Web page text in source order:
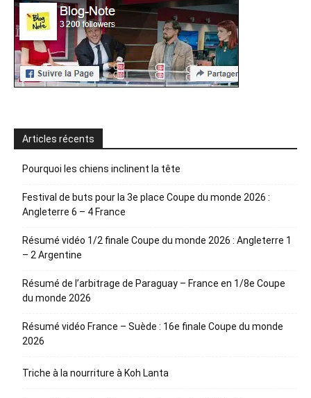
Articles récents
Pourquoi les chiens inclinent la tête
Festival de buts pour la 3e place Coupe du monde 2026 :
Angleterre 6 – 4 France
Résumé vidéo 1/2 finale Coupe du monde 2026 : Angleterre 1
– 2 Argentine
Résumé de l’arbitrage de Paraguay – France en 1/8e Coupe
du monde 2026
Résumé vidéo France – Suède : 16e finale Coupe du monde
2026
Triche à la nourriture à Koh Lanta